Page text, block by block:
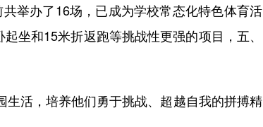
举办了16场，已成为学校常态化特色体育活
坐和15米折返跑等挑战性更强的项目，五、
活，培养他们勇于挑战、超越自我的拼搏精